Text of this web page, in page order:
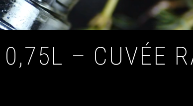
0,75L – CUVÉE